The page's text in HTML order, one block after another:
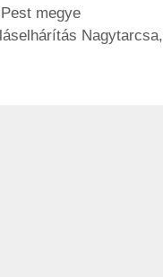
megye
Nagytarcsa,